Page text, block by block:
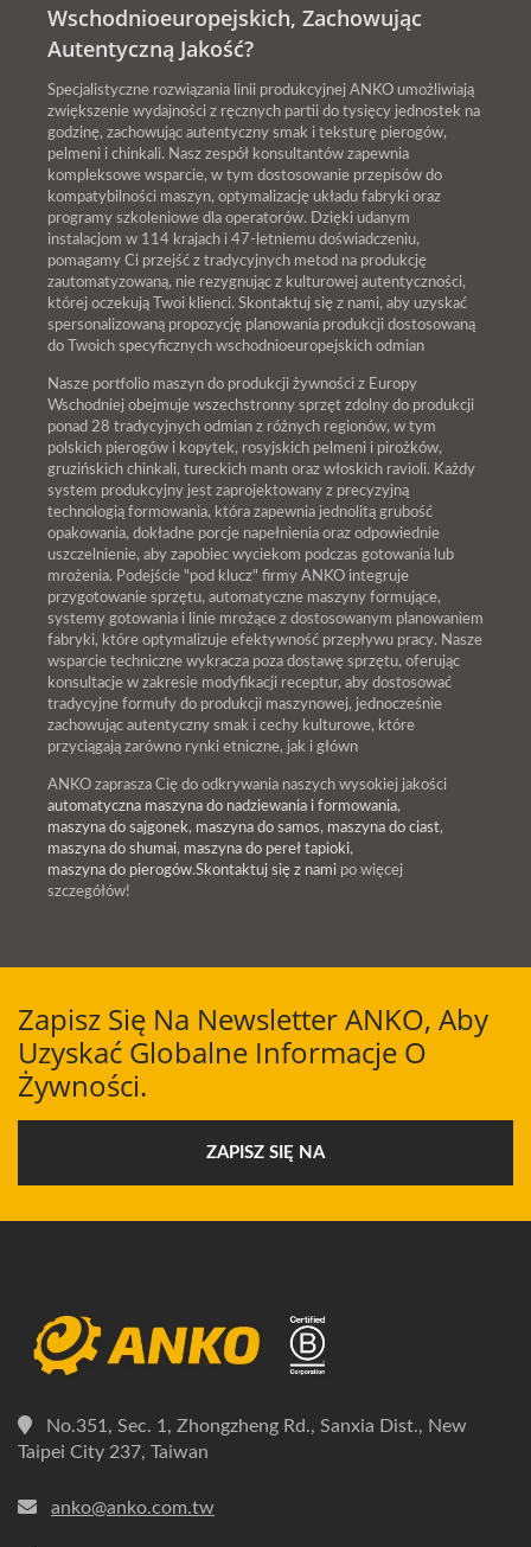
Wschodnioeuropejskich, Zachowując
Autentyczną Jakość?
Specjalistyczne rozwiązania linii produkcyjnej ANKO umożliwiają
zwiększenie wydajności z ręcznych partii do tysięcy jednostek na
godzinę, zachowując autentyczny smak i teksturę pierogów,
pelmeni i chinkali. Nasz zespół konsultantów zapewnia
kompleksowe wsparcie, w tym dostosowanie przepisów do
kompatybilności maszyn, optymalizację układu fabryki oraz
programy szkoleniowe dla operatorów. Dzięki udanym
instalacjom w 114 krajach i 47-letniemu doświadczeniu,
pomagamy Ci przejść z tradycyjnych metod na produkcję
zautomatyzowaną, nie rezygnując z kulturowej autentyczności,
której oczekują Twoi klienci. Skontaktuj się z nami, aby uzyskać
spersonalizowaną propozycję planowania produkcji dostosowaną
do Twoich specyficznych wschodnioeuropejskich odmian
Nasze portfolio maszyn do produkcji żywności z Europy
Wschodniej obejmuje wszechstronny sprzęt zdolny do produkcji
ponad 28 tradycyjnych odmian z różnych regionów, w tym
polskich pierogów i kopytek, rosyjskich pelmeni i pirożków,
gruzińskich chinkali, tureckich mantı oraz włoskich ravioli. Każdy
system produkcyjny jest zaprojektowany z precyzyjną
technologią formowania, która zapewnia jednolitą grubość
opakowania, dokładne porcje napełnienia oraz odpowiednie
uszczelnienie, aby zapobiec wyciekom podczas gotowania lub
mrożenia. Podejście "pod klucz" firmy ANKO integruje
przygotowanie sprzętu, automatyczne maszyny formujące,
systemy gotowania i linie mrożące z dostosowanym planowaniem
fabryki, które optymalizuje efektywność przepływu pracy. Nasze
wsparcie techniczne wykracza poza dostawę sprzętu, oferując
konsultacje w zakresie modyfikacji receptur, aby dostosować
tradycyjne formuły do produkcji maszynowej, jednocześnie
zachowując autentyczny smak i cechy kulturowe, które
przyciągają zarówno rynki etniczne, jak i główn
ANKO zaprasza Cię do odkrywania naszych wysokiej jakości
automatyczna maszyna do nadziewania i formowania,
maszyna do sajgonek, maszyna do samos, maszyna do ciast,
maszyna do shumai, maszyna do pereł tapioki,
maszyna do pierogów.Skontaktuj się z nami po więcej
szczegółów!
Zapisz Się Na Newsletter ANKO, Aby
Uzyskać Globalne Informacje O
Żywności.
ZAPISZ SIĘ NA
No.351, Sec. 1, Zhongzheng Rd., Sanxia Dist., New
Taipei City 237, Taiwan
anko@anko.com.tw